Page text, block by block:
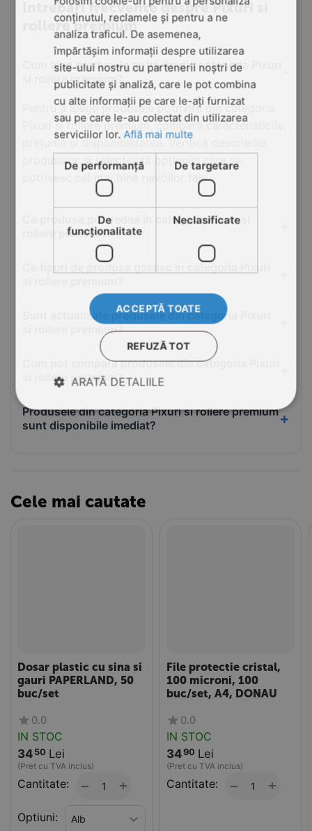
Intrebari frecvente despre Pixuri si
rollere premium
Cum aleg produsele potrivite din categoria Pixuri
si rollere premium?
Pentru a alege produsele potrivite din categoria
Pixuri si rollere premium, compară caracteristicile,
prețurile și disponibilitatea. Verifică descrierile
produselor și selectează opțiunile care se
potrivesc cel mai bine nevoilor tale.
Ce produse pot vedea în categoria Pixuri si
rollere premium?
Sunt actualizate produsele din categoria Pixuri
si rollere premium?
Cum pot compara produsele din categoria Pixuri
si rollere premium?
Produsele din categoria Pixuri si rollere premium
sunt disponibile imediat?
Cele mai cautate
Dosar plastic cu sina si
gauri PAPERLAND, 50
buc/set
0.0
IN STOC
34 50 Lei
(Pret cu TVA inclus)
Cantitate: +
−
Optiuni:
File protectie cristal,
100 microni, 100
buc/set, A4, DONAU
0.0
IN STOC
3490 Lei
(Pret cu TVA inclus)
Cantitate: +
−
conținutul, reclamele și pentru a ne
analiza traficul. De asemenea,
împărtășim informații despre utilizarea
site-ului nostru cu partenerii noștri de
publicitate și analiză, care le pot combina
cu alte informații pe care le-ați furnizat
sau pe care le-au colectat din utilizarea
serviciilor lor.Află mai multe
De performanță De targetare
De
funcţionalitate
Neclasificate
ACCEPTĂ TOATE
REFUZĂ TOT
ARATĂ DETALIILE